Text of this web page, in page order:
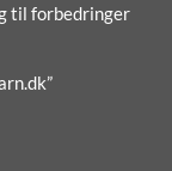
til forbedringer